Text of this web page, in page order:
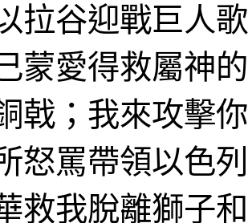
拉谷迎戰巨人
蒙愛得救屬神
戟；我來攻擊
怒罵帶領以色
救我脫離獅子